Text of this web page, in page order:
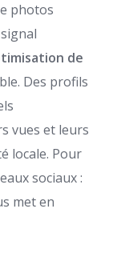
photos
de
Des profils
vues et leurs
locale. Pour
sociaux :
met en